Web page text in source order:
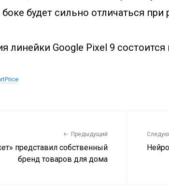
будет сильно отличаться при
линейки Google Pixel 9 состоится
Предыдущий
представил собственный
бренд товаров для дома